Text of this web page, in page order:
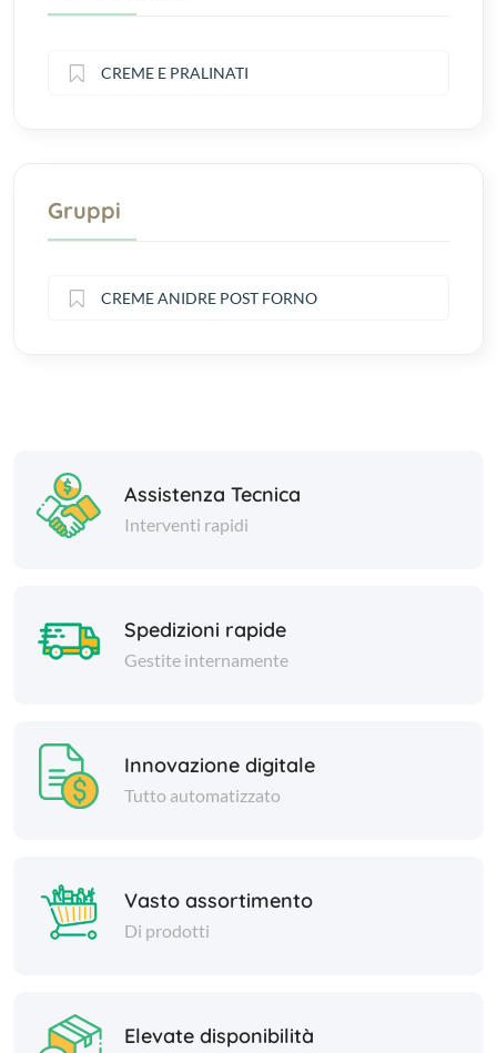
CREME E PRALINATI
Gruppi
CREME ANIDRE POST FORNO
Assistenza Tecnica
Interventi rapidi
Spedizioni rapide
Gestite internamente
Innovazione digitale
Tutto automatizzato
Vasto assortimento
Di prodotti
Elevate disponibilità